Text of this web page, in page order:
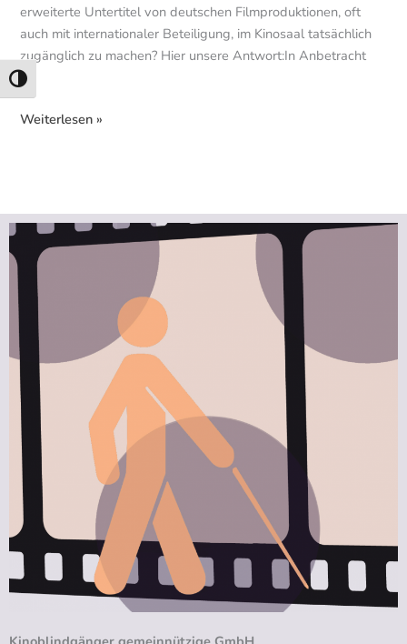
Umschalten auf hohe Kontraste
erweiterte Untertitel von deutschen Filmproduktionen, oft
auch mit internationaler Beteiligung, im Kinosaal tatsächlich
zugänglich zu machen? Hier unsere Antwort:In Anbetracht
[…]
Weiterlesen »